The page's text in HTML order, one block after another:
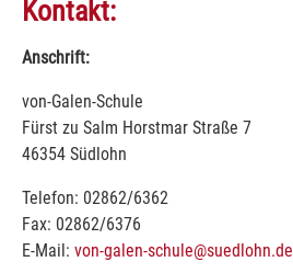
Kontakt:
Anschrift:
von-Galen-Schule
Fürst zu Salm Horstmar Straße 7
46354 Südlohn
Telefon: 02862/6362
Fax: 02862/6376
E-Mail: von-galen-schule@suedlohn.de